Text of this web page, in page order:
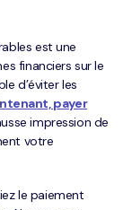
est une
financiers sur le
d’éviter les
payer
impression de
votre
le paiement